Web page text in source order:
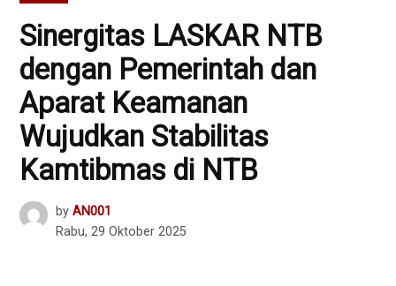
IN
Sinergitas LASKAR NTB
dengan Pemerintah dan
Aparat Keamanan
Wujudkan Stabilitas
Kamtibmas di NTB
by AN001
Rabu, 29 Oktober 2025